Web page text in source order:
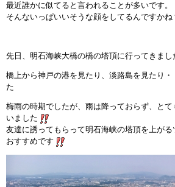
最近誰かに似てると言われることが多いです。
そんないっぱいいそうな顔をしてるんですかね
先日、明石海峡大橋の橋の塔頂に行ってきまし
橋上から神戸の港を見たり、淡路島を見たり
た
梅雨の時期でしたが、雨は降っておらず、と
いました
友達に誘ってもらって明石海峡の塔頂を上がる
おすすめです
スタッ
ご入会の
お問い合
採用情報